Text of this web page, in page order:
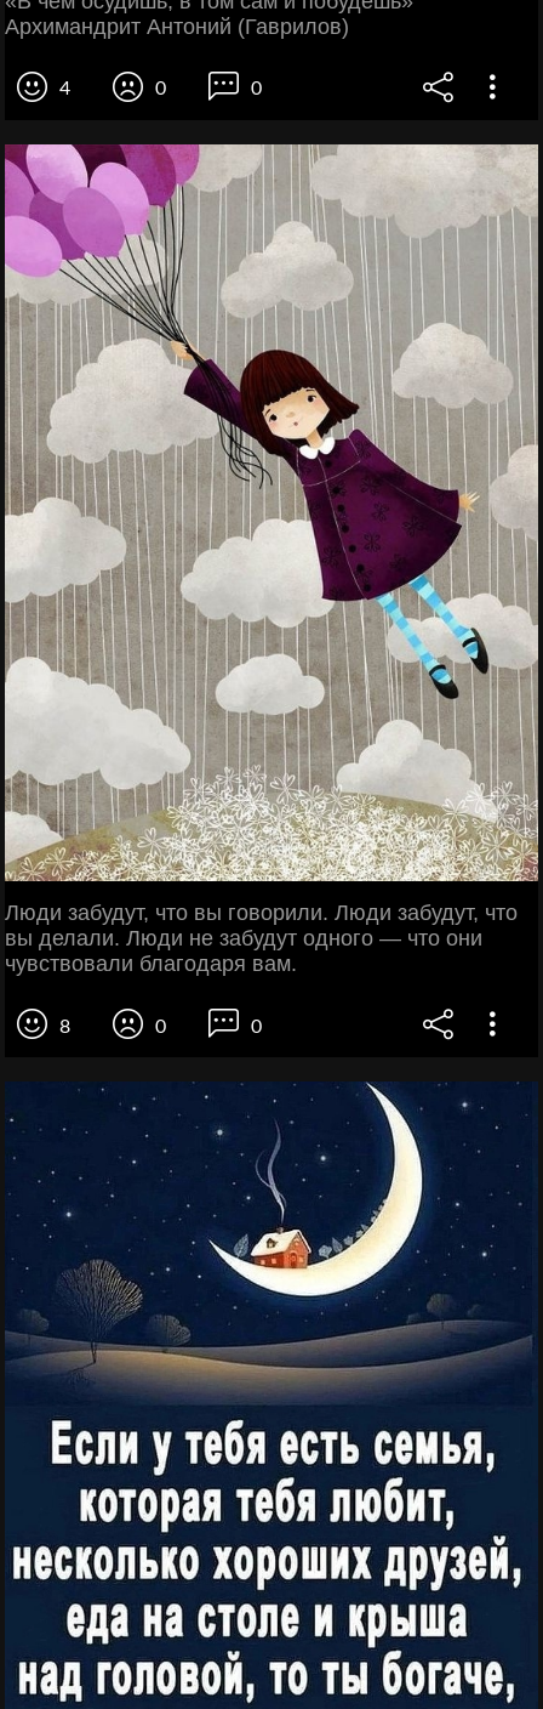
Архимандрит Антоний (Гаврилов)
4 0 0
Люди забудут, что вы говорили. Люди забудут, что
вы делали. Люди не забудут одного — что они
чувствовали благодаря вам.
8 0 0